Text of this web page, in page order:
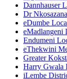
Dannhauser
Dr
eDumbe
eMadlangeni
Endumeni
eThekwini
Greater
Harry Gwala
iLembe